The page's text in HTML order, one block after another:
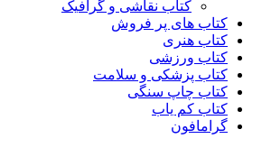
کتاب نقاشی و گرافیک
کتاب های پر فروش
کتاب هنری
کتاب ورزشی
کتاب پزشکی و سلامت
کتاب چاپ سنگی
کتاب کم یاب
گرامافون